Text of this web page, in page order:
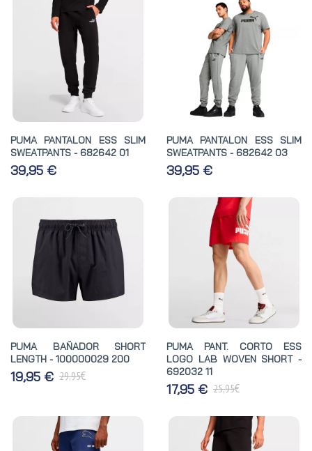
PUMA PANTALON ESS SLIM
SWEATPANTS - 682642 01
39,95 €
PUMA PANTALON ESS SLIM
SWEATPANTS - 682642 03
39,95 €
PUMA BAÑADOR SHORT
LENGTH - 100000029 200
19,95 € 29,95€
PUMA PANT. CORTO ESS
LOGO LAB WOVEN SHORT -
692032 11
17,95 € 25,95€